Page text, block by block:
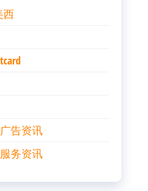
西
告资讯
务资讯